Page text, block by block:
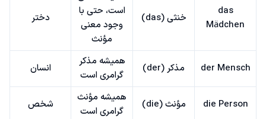
das
Mädchen
خنثی (das)
است، حتی با
وجود معنی
مؤنث
دختر
der Mensch مذکر (der)
همیشه مذکر
گرامری است
انسان
die Person مؤنث (die)
همیشه مؤنث
گرامری است
شخص